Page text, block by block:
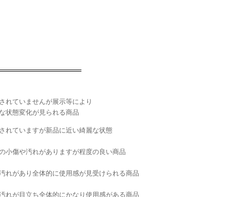
ていませんが展示等により
態変化が見られる商品
ていますが新品に近い綺麗な状態
傷や汚れがありますが程度の良い商品
があり全体的に使用感が見受けられる商品
が目立ち全体的にかなり使用感がある商品